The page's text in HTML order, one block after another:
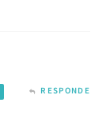
RESPONDE